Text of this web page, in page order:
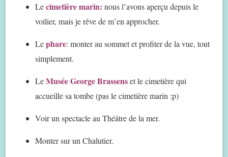
Lecimetière marin: nous l’avons aperçu depuis le
voilier, mais je rêve de m’en approcher.
Lephare: monter au sommet et profiter de la vue, tout
simplement.
LeMusée George Brassenset le cimetière qui
accueille sa tombe (pas le cimetière marin :p)
Voir un spectacle au Théâtre de la mer.
Monter sur un Chalutier.